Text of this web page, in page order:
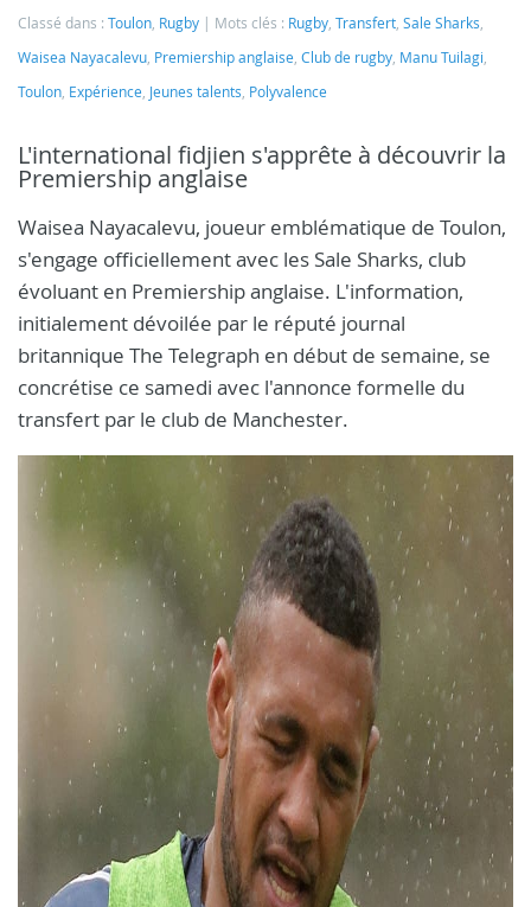
Classé dans : Toulon, Rugby Mots clés : Rugby, Transfert, Sale Sharks,
Waisea Nayacalevu, Premiership anglaise, Club de rugby, Manu Tuilagi,
Toulon, Expérience, Jeunes talents, Polyvalence
L'international fidjien s'apprête à découvrir la
Premiership anglaise
Waisea Nayacalevu, joueur emblématique de Toulon,
s'engage officiellement avec les Sale Sharks, club
évoluant en Premiership anglaise. L'information,
initialement dévoilée par le réputé journal
britannique The Telegraph en début de semaine, se
concrétise ce samedi avec l'annonce formelle du
transfert par le club de Manchester.